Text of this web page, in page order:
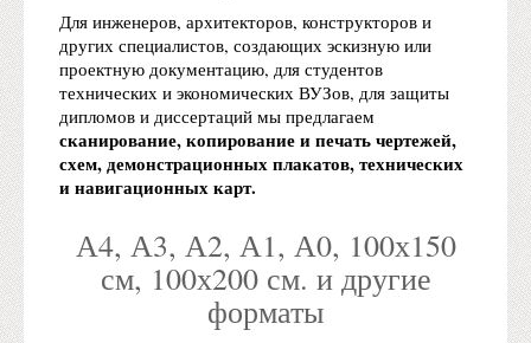
Для инженеров, архитекторов, конструкторов и
других специалистов, создающих эскизную или
проектную документацию, для студентов
технических и экономических ВУЗов, для защиты
дипломов и диссертаций мы предлагаем
сканирование, копирование и печать чертежей,
схем, демонстрационных плакатов, технических
и навигационных карт.
А4, А3, А2, А1, А0, 100х150
см, 100х200 см. и другие
форматы